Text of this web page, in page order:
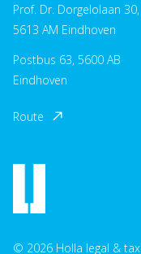
Prof. Dr. Dorgelolaan 30,
5613 AM Eindhoven
Postbus 63, 5600 AB
Eindhoven
Route
© 2026 Holla legal & tax